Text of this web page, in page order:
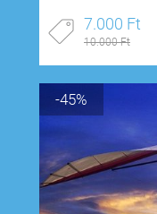
7.000 Ft
10.000 Ft
-45%